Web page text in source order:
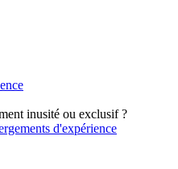
inusité ou exclusif ?
d'expérience